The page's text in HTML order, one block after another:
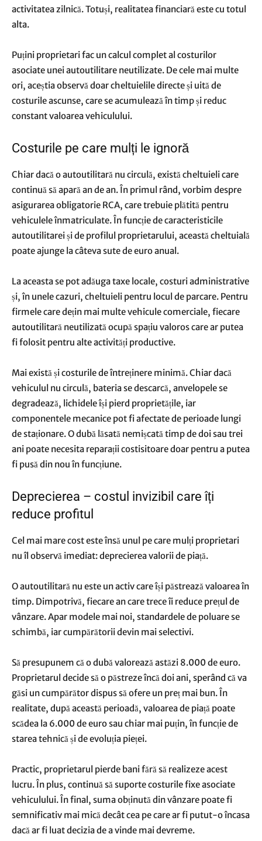
activitatea zilnică. Totuși, realitatea financiară este cu totul
alta.
Puțini proprietari fac un calcul complet al costurilor
asociate unei autoutilitare neutilizate. De cele mai multe
ori, aceștia observă doar cheltuielile directe și uită de
costurile ascunse, care se acumulează în timp și reduc
constant valoarea vehiculului.
Costurile pe care mulți le ignoră
Chiar dacă o autoutilitară nu circulă, există cheltuieli care
continuă să apară an de an. În primul rând, vorbim despre
asigurarea obligatorie RCA, care trebuie plătită pentru
vehiculele înmatriculate. În funcție de caracteristicile
autoutilitarei și de profilul proprietarului, această cheltuială
poate ajunge la câteva sute de euro anual.
La aceasta se pot adăuga taxe locale, costuri administrative
și, în unele cazuri, cheltuieli pentru locul de parcare. Pentru
firmele care dețin mai multe vehicule comerciale, fiecare
autoutilitară neutilizată ocupă spațiu valoros care ar putea
fi folosit pentru alte activități productive.
Mai există și costurile de întreținere minimă. Chiar dacă
vehiculul nu circulă, bateria se descarcă, anvelopele se
degradează, lichidele își pierd proprietățile, iar
componentele mecanice pot fi afectate de perioade lungi
de staționare. O dubă lăsată nemișcată timp de doi sau trei
ani poate necesita reparații costisitoare doar pentru a putea
fi pusă din nou în funcțiune.
Deprecierea – costul invizibil care îți
reduce profitul
Cel mai mare cost este însă unul pe care mulți proprietari
nu îl observă imediat: deprecierea valorii de piață.
O autoutilitară nu este un activ care își păstrează valoarea în
timp. Dimpotrivă, fiecare an care trece îi reduce prețul de
vânzare. Apar modele mai noi, standardele de poluare se
schimbă, iar cumpărătorii devin mai selectivi.
Să presupunem că o dubă valorează astăzi 8.000 de euro.
Proprietarul decide să o păstreze încă doi ani, sperând că va
găsi un cumpărător dispus să ofere un preț mai bun. În
realitate, după această perioadă, valoarea de piață poate
scădea la 6.000 de euro sau chiar mai puțin, în funcție de
starea tehnică și de evoluția pieței.
Practic, proprietarul pierde bani fără să realizeze acest
lucru. În plus, continuă să suporte costurile fixe asociate
vehiculului. În final, suma obținută din vânzare poate fi
semnificativ mai mică decât cea pe care ar fi putut-o încasa
dacă ar fi luat decizia de a vinde mai devreme.